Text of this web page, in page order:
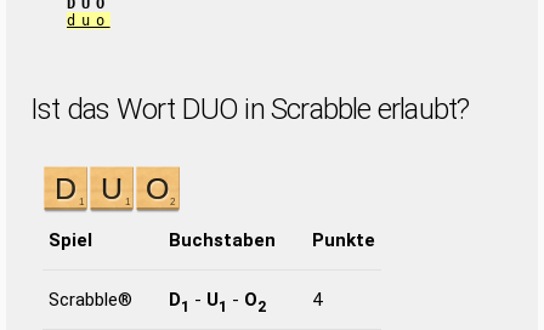
DUO
duo
Ist das Wort DUO in Scrabble erlaubt?
Spiel Buchstaben Punkte
Scrabble® D1 - U1 - O2 4